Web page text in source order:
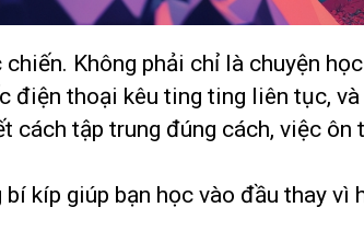
Không phải chỉ là chuyện
điện thoại kêu ting ting liên tục,
cách tập trung đúng cách, việc
kíp giúp bạn học vào đầu thay vì